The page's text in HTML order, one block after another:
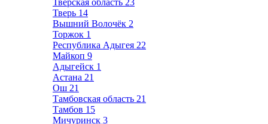
Тверская область 23
Тверь 14
Вышний Волочёк 2
Торжок 1
Республика Адыгея 22
Майкоп 9
Адыгейск 1
Астана 21
Ош 21
Тамбовская область 21
Тамбов 15
Мичуринск 3